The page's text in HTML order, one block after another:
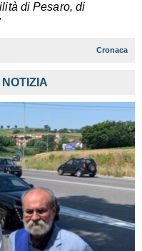
di Pesaro, di
Cronaca